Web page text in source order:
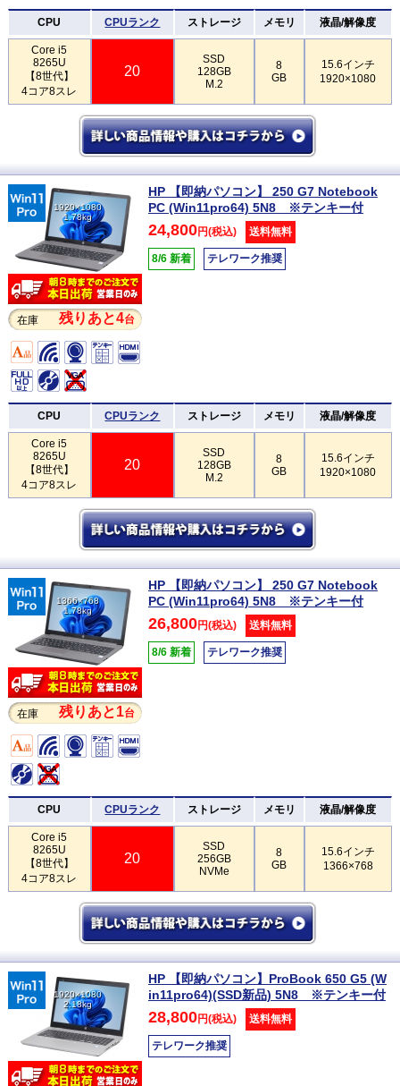
CPU CPUランク ストレージ メモリ 液晶/解像度
Core i5
8265U
【8世代】
4コア8スレ
20
SSD
128GB
M.2
8
GB
15.6インチ
1920×1080
1920×1080
1.78kg
在庫 残りあと4台
HP 【即納パソコン】 250 G7 Notebook
PC (Win11pro64) 5N8 ※テンキー付
24,800円(税込) 送料無料
8/6 新着 テレワーク推奨
CPU CPUランク ストレージ メモリ 液晶/解像度
Core i5
8265U
【8世代】
4コア8スレ
20
SSD
128GB
M.2
8
GB
15.6インチ
1920×1080
1366×768
1.78kg
在庫 残りあと1台
HP 【即納パソコン】 250 G7 Notebook
PC (Win11pro64) 5N8 ※テンキー付
26,800円(税込) 送料無料
8/6 新着 テレワーク推奨
CPU CPUランク ストレージ メモリ 液晶/解像度
Core i5
8265U
【8世代】
4コア8スレ
20
SSD
256GB
NVMe
8
GB
15.6インチ
1366×768
1920×1080
2.18kg
HP 【即納パソコン】ProBook 650 G5 (W
in11pro64)(SSD新品) 5N8 ※テンキー付
28,800円(税込) 送料無料
テレワーク推奨